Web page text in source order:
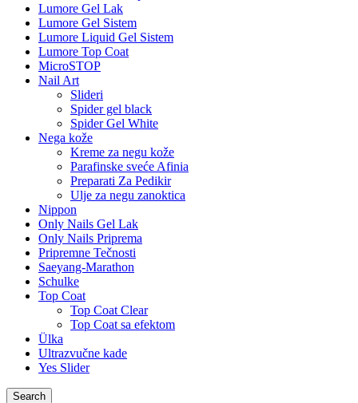
Lumore Gel Lak
Lumore Gel Sistem
Lumore Liquid Gel Sistem
Lumore Top Coat
MicroSTOP
Nail Art
Slideri
Spider gel black
Spider Gel White
Nega kože
Kreme za negu kože
Parafinske sveće Afinia
Preparati Za Pedikir
Ulje za negu zanoktica
Nippon
Only Nails Gel Lak
Only Nails Priprema
Pripremne Tečnosti
Saeyang-Marathon
Schulke
Top Coat
Top Coat Clear
Top Coat sa efektom
Ülka
Ultrazvučne kade
Yes Slider
Search